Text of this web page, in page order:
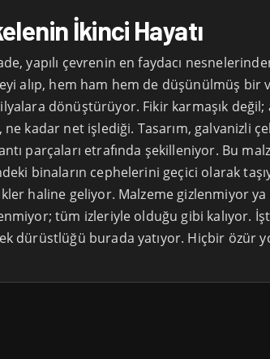
İkinci Hayatı
yapılı çevrenin en faydacı
alıp, hem ham hem de düşünülmüş bir
dönüştürüyor. Fikir karmaşık değil;
ne kadar net işlediği. Tasarım, galvanizli
parçaları etrafında şekilleniyor. Bu
binaların cephelerini geçici olarak
haline geliyor. Malzeme gizlenmiyor ya
tüm izleriyle olduğu gibi kalıyor.
dürüstlüğü burada yatıyor. Hiçbir özür